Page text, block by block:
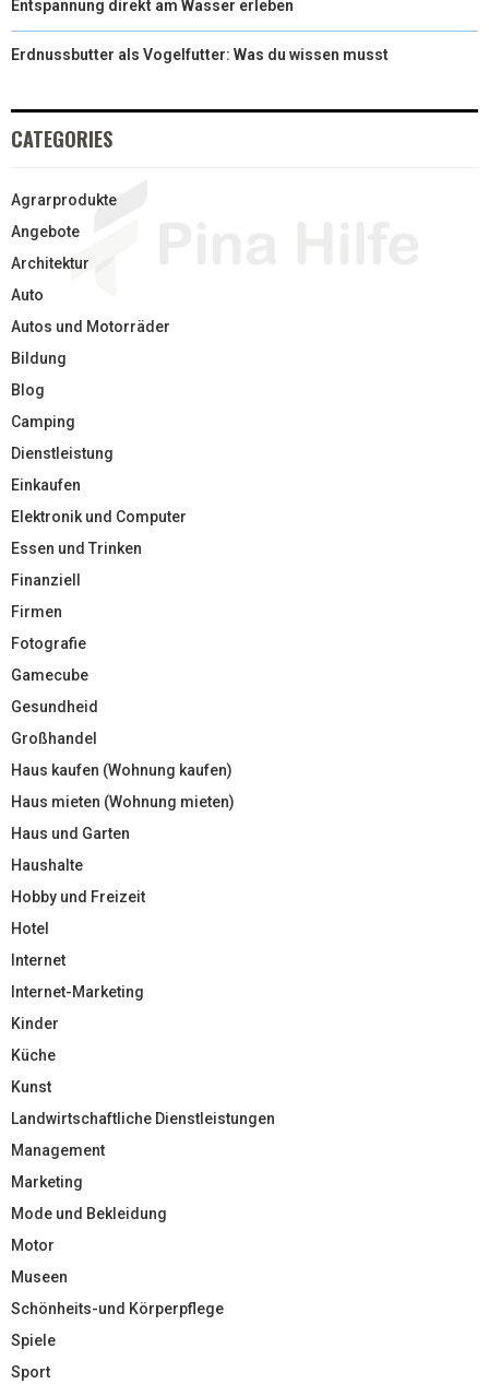
Entspannung direkt am Wasser erleben
Erdnussbutter als Vogelfutter: Was du wissen musst
CATEGORIES
Agrarprodukte
Angebote
Architektur
Auto
Autos und Motorräder
Bildung
Blog
Camping
Dienstleistung
Einkaufen
Elektronik und Computer
Essen und Trinken
Finanziell
Firmen
Fotografie
Gamecube
Gesundheid
Großhandel
Haus kaufen (Wohnung kaufen)
Haus mieten (Wohnung mieten)
Haus und Garten
Haushalte
Hobby und Freizeit
Hotel
Internet
Internet-Marketing
Kinder
Küche
Kunst
Landwirtschaftliche Dienstleistungen
Management
Marketing
Mode und Bekleidung
Motor
Museen
Schönheits-und Körperpflege
Spiele
Sport